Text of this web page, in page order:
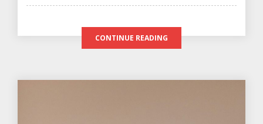
CONTINUE READING